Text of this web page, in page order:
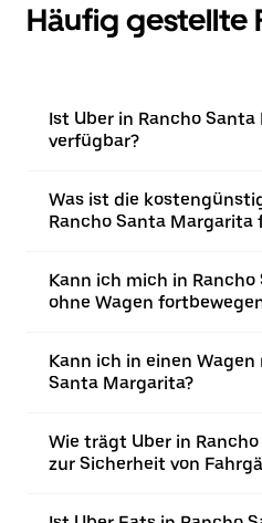
Häufig gestellte
Ist Uber in Rancho
verfügbar?
Was ist die
Rancho Santa Margarita
Kann ich mich in
ohne Wagen
Kann ich in einen Wagen
Santa Margarita?
Wie trägt Uber in
zur Sicherheit von